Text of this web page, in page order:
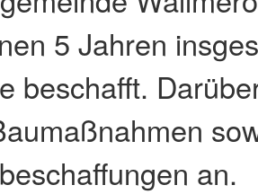
5 Jahren
beschafft.
an.